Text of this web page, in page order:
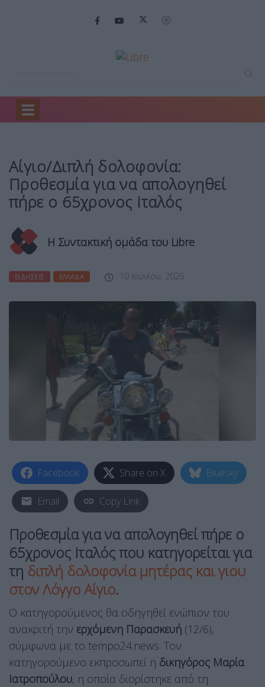
Home
Αίγιο/Διπλή δολοφονία: Προθεσμία…
Αίγιο/Διπλή δολοφονία:
Προθεσμία για να απολογηθεί
πήρε ο 65χρονος Ιταλός
Η Συντακτική ομάδα του Libre
ΕΙΔΉΣΕΙΣ ΕΛΛΆΔΑ 10 Ιουνίου, 2026
Facebook Share on X Bluesky
Email Copy Link
Προθεσμία για να απολογηθεί πήρε ο
65χρονος Ιταλός που κατηγορείται για
τη διπλή δολοφονία μητέρας και γιου
στον Λόγγο Αίγιο.
Ο κατηγορούμενος θα οδηγηθεί ενώπιον του
ανακριτή την ερχόμενη Παρασκευή (12/6),
σύμφωνα με το tempo24.news. Τον
κατηγορούμενο εκπροσωπεί η δικηγόρος Μαρία
Ιατροπούλου, η οποία διορίστηκε από τη